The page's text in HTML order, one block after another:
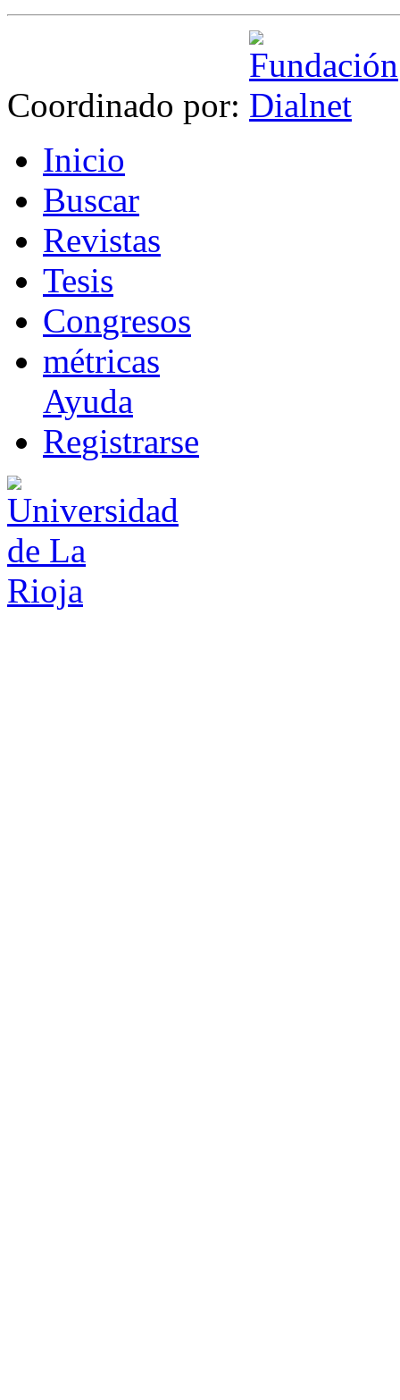
Coordinado por:
Inicio
Buscar
Revistas
Tesis
Congresos
métricas
Ayuda
Registrarse